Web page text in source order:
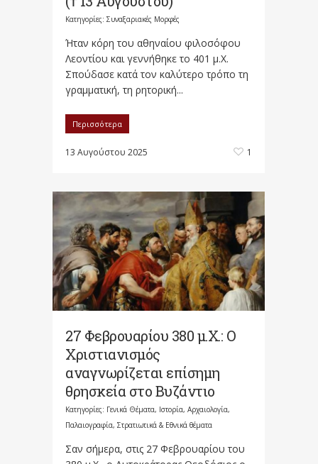
Κατηγορίες: Συναξαριακές Μορφές
Ήταν κόρη του αθηναίου φιλοσόφου
Λεοντίου και γεννήθηκε το 401 μ.Χ.
Σπούδασε κατά τον καλύτερο τρόπο τη
γραμματική, τη ρητορική...
Περισσότερα
13 Αυγούστου 2025 1
27 Φεβρουαρίου 380 μ.Χ.: Ο
Χριστιανισμός
αναγνωρίζεται επίσημη
θρησκεία στο Βυζάντιο
Κατηγορίες: Γενικά Θέματα, Ιστορία, Αρχαιολογία,
Παλαιογραφία, Στρατιωτικά & Εθνικά θέματα
Σαν σήμερα, στις 27 Φεβρουαρίου του